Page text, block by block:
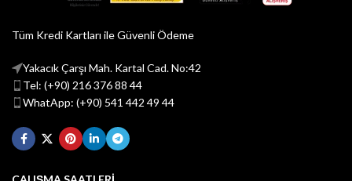
Tüm Kredi Kartları ile Güvenli Ödeme
Yakacık Çarşı Mah. Kartal Cad. No:42
Tel: (+90) 216 376 88 44
WhatApp: (+90) 541 442 49 44